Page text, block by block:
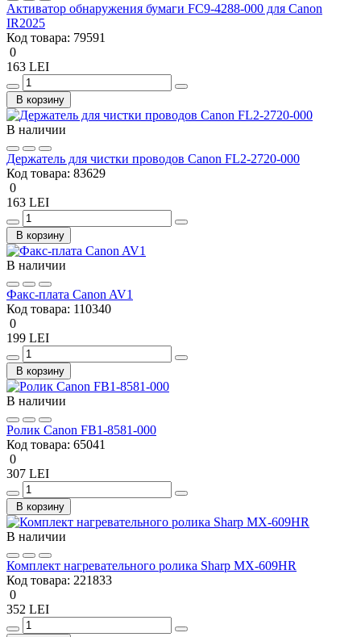
Активатор обнаружения бумаги FC9-4288-000 для Canon
IR2025
Код товара: 79591
0
163 LEI
В корзину
В наличии
Держатель для чистки проводов Canon FL2-2720-000
Код товара: 83629
0
163 LEI
В корзину
В наличии
Факс-плата Canon AV1
Код товара: 110340
0
199 LEI
В корзину
В наличии
Ролик Canon FB1-8581-000
Код товара: 65041
0
307 LEI
В корзину
В наличии
Комплект нагревательного ролика Sharp MX-609HR
Код товара: 221833
0
352 LEI